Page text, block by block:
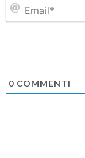
0COMMENTI